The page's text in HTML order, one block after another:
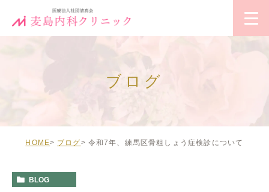
ブログ
HOME ブログ 令和7年、練馬区骨粗しょう症検診について
BLOG